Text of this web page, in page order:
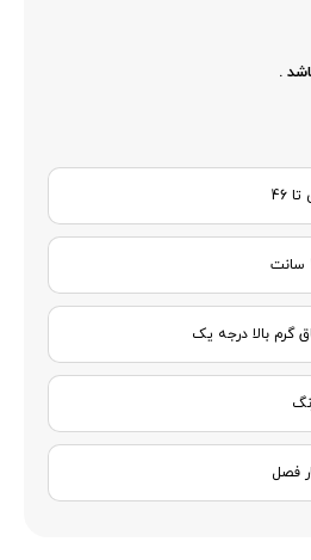
46
گرم بالا درجه یک
فصل